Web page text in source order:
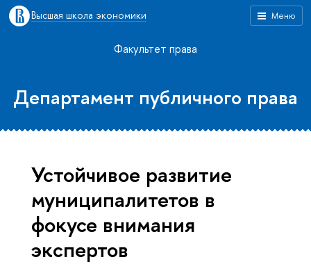
Меню
Высшая школа экономики
Факультет права
Департамент публичного права
Устойчивое развитие
муниципалитетов в
фокусе внимания
экспертов